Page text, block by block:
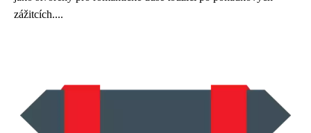
zážitcích....